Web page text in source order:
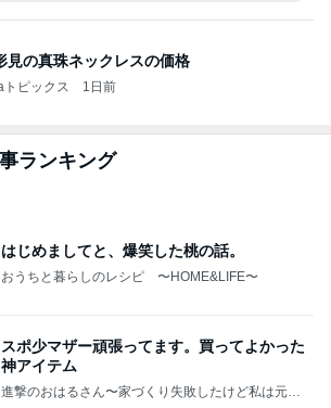
おうちと暮らしのレシピ 〜HOME&LIFE〜
スポ少マザー頑張ってます。買ってよかった
神アイテム
【2026夏ドラマ】Tシャツが乾くまで！オギ
ャちゃんとドラマ話ができる日が来るなん
て！
65点の暮らしかた。